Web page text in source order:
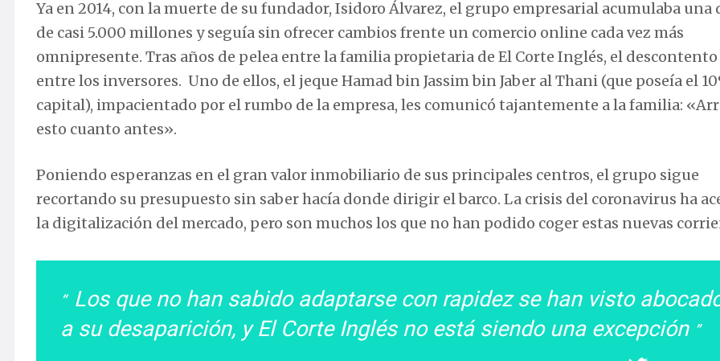
Ya en 2014, con la muerte de su fundador, Isidoro Álvarez, el grupo empresarial acumulaba una
de casi 5.000 millones y seguía sin ofrecer cambios frente un comercio online cada vez más
omnipresente. Tras años de pelea entre la familia propietaria de El Corte Inglés, el descontento
entre los inversores. Uno de ellos, el jeque Hamad bin Jassim bin Jaber al Thani (que poseía el
capital), impacientado por el rumbo de la empresa, les comunicó tajantemente a la familia:
esto cuanto antes».
Poniendo esperanzas en el gran valor inmobiliario de sus principales centros, el grupo sigue
recortando su presupuesto sin saber hacía donde dirigir el barco. La crisis del coronavirus ha
la digitalización del mercado, pero son muchos los que no han podido coger estas nuevas
Los que no han sabido adaptarse con rapidez se han visto
a su desaparición, y El Corte Inglés no está siendo una excepción